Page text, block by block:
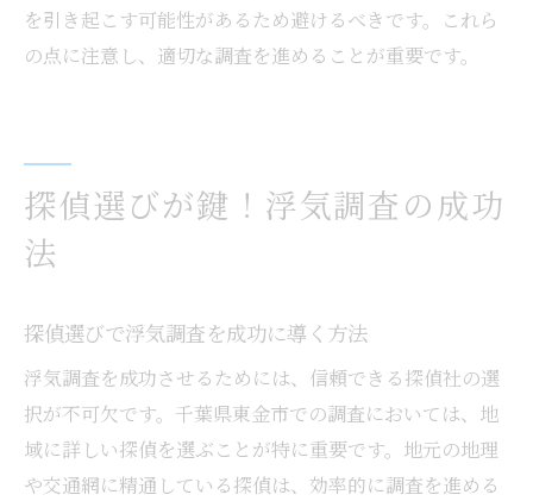
を引き起こす可能性があるため避けるべきです。これら
の点に注意し、適切な調査を進めることが重要です。
探偵選びが鍵！浮気調査の成功
法
探偵選びで浮気調査を成功に導く方法
浮気調査を成功させるためには、信頼できる探偵社の選
択が不可欠です。千葉県東金市での調査においては、地
域に詳しい探偵を選ぶことが特に重要です。地元の地理
や交通網に精通している探偵は、効率的に調査を進める